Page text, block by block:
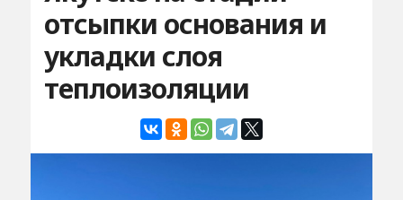
отсыпки основания и
укладки слоя
теплоизоляции